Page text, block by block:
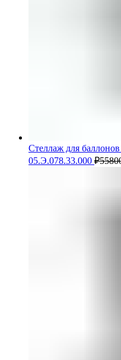
Стеллаж для
05.Э.078.33.000 ₽